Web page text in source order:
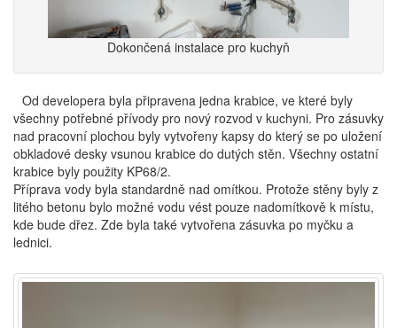
Dokončená instalace pro kuchyň
Od developera byla připravena jedna krabice, ve které byly
všechny potřebné přívody pro nový rozvod v kuchyni. Pro zásuvky
nad pracovní plochou byly vytvořeny kapsy do který se po uložení
obkladové desky vsunou krabice do dutých stěn. Všechny ostatní
krabice byly použity KP68/2.
Příprava vody byla standardně nad omítkou. Protože stěny byly z
litého betonu bylo možné vodu vést pouze nadomítkově k místu,
kde bude dřez. Zde byla také vytvořena zásuvka po myčku a
lednici.